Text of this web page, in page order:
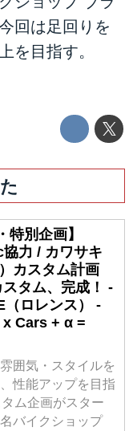
回は足回りを
を目指す。
特別企画】
力 / カワサキ
カスタム計画
スタム、完成！ -
（ロレンス） -
Cars + α =
囲気・スタイルを
性能アップを目指
ム企画がスター
バイクショップ